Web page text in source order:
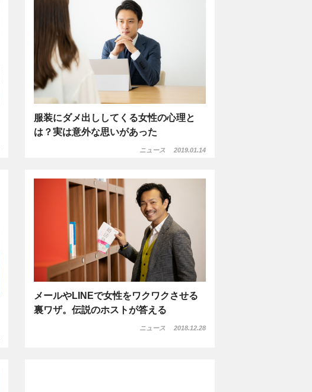
服装にダメ出ししてくる女性の心理と
は？実は意外な思いがあった
ニュース 2019.01.14
メールやLINEで女性をワクワクさせる
裏ワザ。伝説のホストが答える
ニュース 2018.12.28